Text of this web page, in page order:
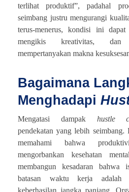
terlihat produktif”, padahal
seimbang justru mengurangi
terus-menerus, kondisi ini dapat
mengikis kreativitas, dan
mempertanyakan makna
Bagaimana
Menghadapi
Mengatasi dampak hustle
pendekatan yang lebih seimbang.
memahami bahwa
mengorbankan kesehatan
membangun kesadaran bahwa
batasan waktu kerja adalah
keberhasilan jangka panjang.